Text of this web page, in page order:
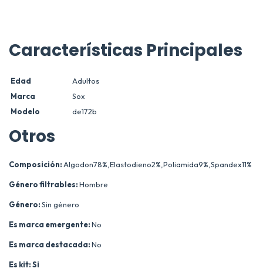
Características Principales
Edad
Adultos
Marca
Sox
Modelo
de172b
Otros
Composición:Algodon78%,Elastodieno2%,Poliamida9%,Spandex11%
Género filtrables:Hombre
Género:Sin género
Es marca emergente:No
Es marca destacada:No
Es kit: Si